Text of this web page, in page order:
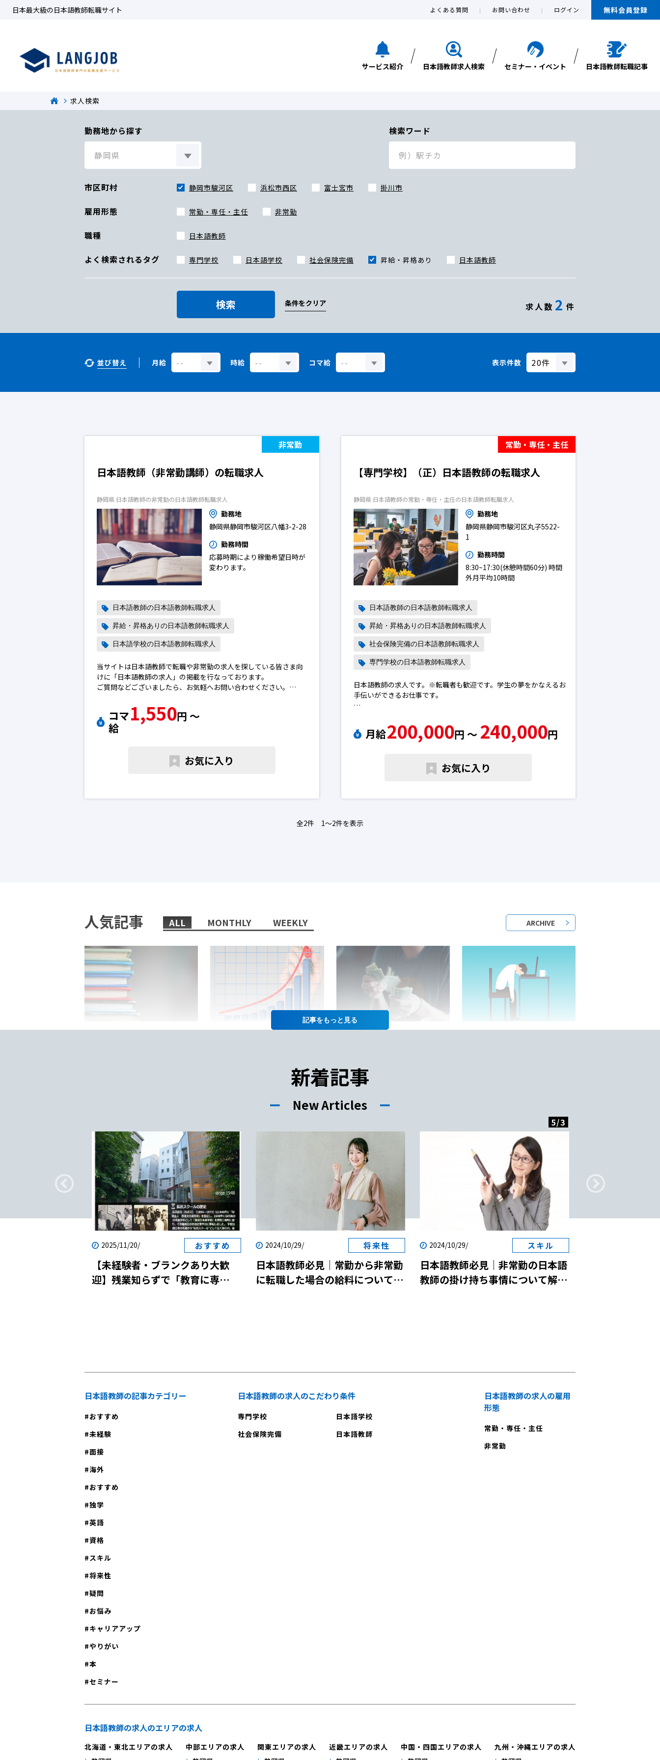
日本最大級の日本語教師転職サイト よくある質問 お問い合わせ ログイン 無料会員登録
サービス紹介 日本語教師求人検索 セミナー・イベント 日本語教師転職記事
求人検索
勤務地から探す 検索ワード
市区町村 静岡市駿河区 浜松市西区 富士宮市 掛川市
雇用形態 常勤・専任・主任 非常勤
職種 日本語教師
よく検索されるタグ 専門学校 日本語学校 社会保険完備 昇給・昇格あり 日本語教師
検索 条件をクリア 求人数 2 件
並び替え 月給 時給 コマ給 表示件数
非常勤
日本語教師（非常勤講師）の転職求人
静岡県 日本語教師の非常勤の日本語教師転職求人
勤務地
静岡県静岡市駿河区八幡3-2-28
勤務時間
応募時期により稼働希望日時が
変わります。
日本語教師の日本語教師転職求人
昇給・昇格ありの日本語教師転職求人
日本語学校の日本語教師転職求人
当サイトは日本語教師で転職や非常勤の求人を探している皆さま向
けに「日本語教師の求人」の掲載を行なっております。
ご質問などございましたら、お気軽へお問い合わせください。
※求人によっては募集が終了している場合がございます。予めご了承
下さい。日本語教師の転職求人
コマ
給
1,550円 〜
お気に入り
常勤・専任・主任
【専門学校】（正）日本語教師の転職求人
静岡県 日本語教師の常勤・専任・主任の日本語教師転職求人
勤務地
静岡県静岡市駿河区丸子5522-
1
勤務時間
8:30~17:30(休憩時間60分) 時間
外月平均10時間
日本語教師の日本語教師転職求人
昇給・昇格ありの日本語教師転職求人
社会保険完備の日本語教師転職求人
専門学校の日本語教師転職求人
日本語教師の求人です。※転職者も歓迎です。学生の夢をかなえるお
手伝いができるお仕事です。
向上心をもって業務に取り組む方は正当に評価する環境です。
しているだけでなく、職員一同DX人材になれるように取り組んでい
ます。日本語教師の転職求人
月給200,000円 〜 240,000円
お気に入り
全2件 1〜2件を表示
人気記事 ALL MONTHLY WEEKLY ARCHIVE
紹介！
記事を
新着記事
ー New Articles ー
2025/11/20/ おすすめ
【未経験者・ブランクあり大歓
迎】残業知らずで「教育に専
2024/10/29/ 将来性
日本語教師必見｜常勤から非常勤
に転職した場合の給料について解
2024/10/29/ スキル
日本語教師必見｜非常勤の日本語
教師の掛け持ち事情について解
5/3
日本語教師の記事カテゴリー
おすすめ
未経験
面接
海外
おすすめ
独学
英語
資格
スキル
将来性
疑問
お悩み
キャリアアップ
やりがい
本
セミナー
日本語教師の求人のこだわり条件
専門学校
日本語学校
社会保険完備
日本語教師
日本語教師の求人の雇用
形態
常勤・専任・主任
非常勤
日本語教師の求人のエリアの求人
北海道・東北エリアの求人
中部エリアの求人
関東エリアの求人
近畿エリアの求人
中国・四国エリアの求人
九州・沖縄エリアの求人